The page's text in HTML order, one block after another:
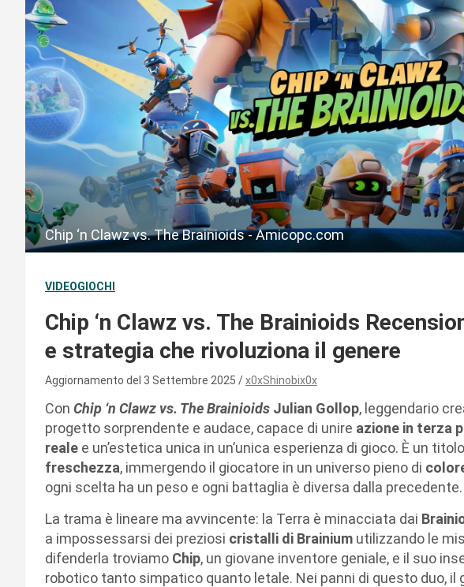
Chip ‘n Clawz vs. The Brainioids - Amicopc.com
VIDEOGIOCHI
Chip ‘n Clawz vs. The Brainioids
e strategia che rivoluziona il genere
Aggiornamento del 3 Settembre 2025 x0xShinobix0x
Con Chip ‘n Clawz vs. The Brainioids Julian Gollop, leggendario
progetto sorprendente e audace, capace di unire azione in terza
reale e un’estetica unica in un’unica esperienza di gioco. È un
freschezza, immergendo il giocatore in un universo pieno di
ogni scelta ha un peso e ogni battaglia è diversa dalla precedente.
La trama è lineare ma avvincente: la Terra è minacciata dai
a impossessarsi dei preziosi cristalli di Brainium utilizzando le
difenderla troviamo Chip, un giovane inventore geniale, e il suo
robotico tanto simpatico quanto letale. Nei panni di questo duo,